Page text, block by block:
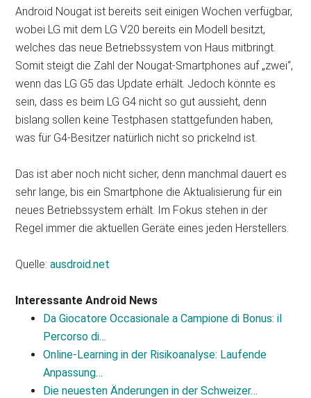
Android Nougat ist bereits seit einigen Wochen verfügbar,
wobei LG mit dem LG V20 bereits ein Modell besitzt,
welches das neue Betriebssystem von Haus mitbringt.
Somit steigt die Zahl der Nougat-Smartphones auf „zwei“,
wenn das LG G5 das Update erhält. Jedoch könnte es
sein, dass es beim LG G4 nicht so gut aussieht, denn
bislang sollen keine Testphasen stattgefunden haben,
was für G4-Besitzer natürlich nicht so prickelnd ist.
Das ist aber noch nicht sicher, denn manchmal dauert es
sehr lange, bis ein Smartphone die Aktualisierung für ein
neues Betriebssystem erhält. Im Fokus stehen in der
Regel immer die aktuellen Geräte eines jeden Herstellers.
Quelle:ausdroid.net
Interessante Android News
Da Giocatore Occasionale a Campione di Bonus: il
Percorso di…
Online-Learning in der Risikoanalyse: Laufende
Anpassung…
Die neuesten Änderungen in der Schweizer…